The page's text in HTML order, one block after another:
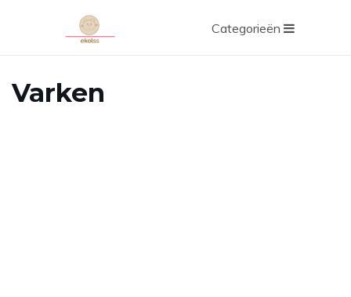
Categorieën
Varken